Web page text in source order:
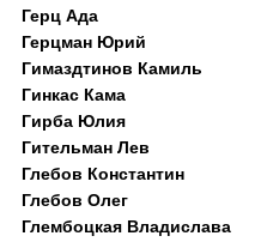
Герц Ада
Герцман Юрий
Гимаздтинов Камиль
Гинкас Кама
Гирба Юлия
Гительман Лев
Глебов Константин
Глебов Олег
Глембоцкая Владислава